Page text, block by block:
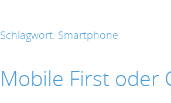
Schlagwort: Smartphone
Mobile First oder